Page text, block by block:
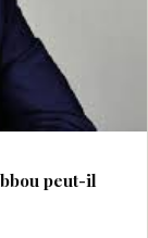
peut-il